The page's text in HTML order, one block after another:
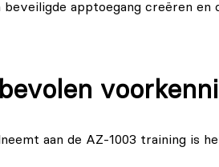
zullen in de AZ-1003 training
en datawetenschappers
en datawetenschappers
zorgen dat data niet alleen
toegang.
beveiligde apptoegang creëren en
aan de AZ-1003 training is